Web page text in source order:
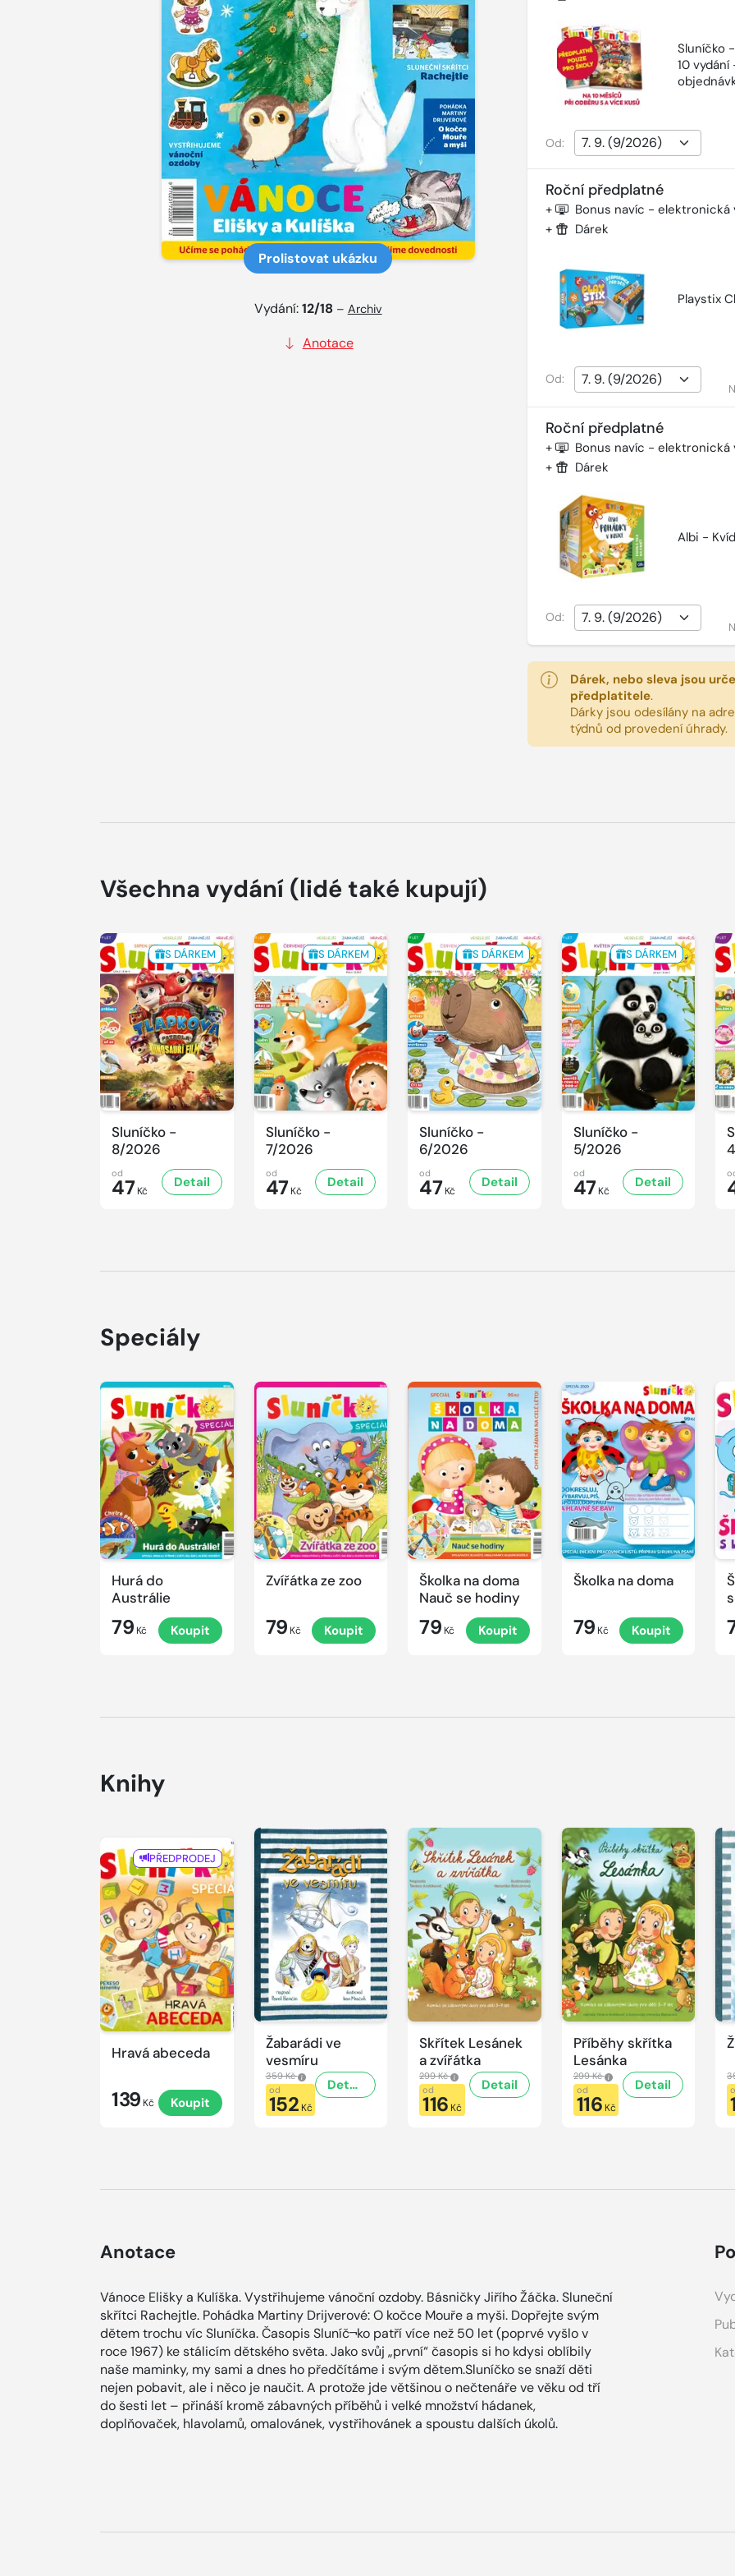
Prolistovat ukázku
Vydání:12/18 – Archiv
Anotace
Sluníčko
10
Od:
Roční předplatné
+ Bonus navíc - elektronická
+ Dárek
Playstix
Od:
Roční předplatné
+ Bonus navíc - elektronická
+ Dárek
Albi -
Od:
Dárek, nebo sleva jsou
předplatitele.
Dárky jsou odesílány na
týdnů od provedení úhrady.
Všechna vydání (lidé také kupují)
S DÁRKEM
Sluníčko -
8/2026
od
47 Kč
Detail
S DÁRKEM
Sluníčko -
7/2026
od
47 Kč
Detail
S DÁRKEM
Sluníčko -
6/2026
od
47 Kč
Detail
S DÁRKEM
Sluníčko -
5/2026
od
47 Kč
Detail
Speciály
Hurá do
Austrálie
79 Kč Koupit
Zvířátka ze zoo
79 Kč Koupit
Školka na doma
Nauč se hodiny
79 Kč Koupit
Školka na doma
79 Kč Koupit
Knihy
PŘEDPRODEJ
Hravá abeceda
139 Kč Koupit
Žabarádi ve
vesmíru
359 Kč
od
152 Kč
Detail
Skřítek Lesánek
a zvířátka
299 Kč
od
116 Kč
Detail
Příběhy skřítka
Lesánka
299 Kč
od
116 Kč
Detail
Anotace
Vánoce Elišky a Kulíška. Vystřihujeme vánoční ozdoby. Básničky Jiřího Žáčka. Sluneční
skřítci Rachejtle. Pohádka Martiny Drijverové: O kočce Mouře a myši. Dopřejte svým
dětem trochu víc Sluníčka. Časopis Sluníč¬ko patří více než 50 let (poprvé vyšlo v
roce 1967) ke stálicím dětského světa. Jako svůj „první“ časopis si ho kdysi oblíbily
naše maminky, my sami a dnes ho předčítáme i svým dětem.Sluníčko se snaží děti
nejen pobavit, ale i něco je naučit. A protože jde většinou o nečtenáře ve věku od tří
do šesti let – přináší kromě zábavných příběhů i velké množství hádanek,
doplňovaček, hlavolamů, omalovánek, vystřihovánek a spoustu dalších úkolů.